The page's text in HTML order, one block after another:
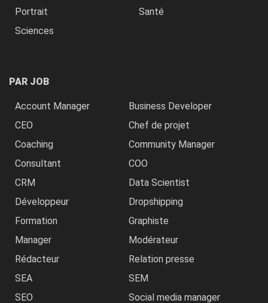
Portrait
Santé
Sciences
PAR JOB
Account Manager
Business Developer
CEO
Chef de projet
Coaching
Community Manager
Consultant
COO
CRM
Data Scientist
Développeur
Dropshipping
Formation
Graphiste
Manager
Modérateur
Rédacteur
Relation presse
SEA
SEM
SEO
Social media manager